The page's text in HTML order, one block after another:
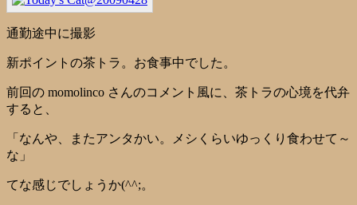
通勤途中に撮影
新ポイントの茶トラ。お食事中でした。
前回の momolinco さんのコメント風に、茶トラの心境を代弁
すると、
「なんや、またアンタかい。メシくらいゆっくり食わせて～
な」
てな感じでしょうか(^^;。